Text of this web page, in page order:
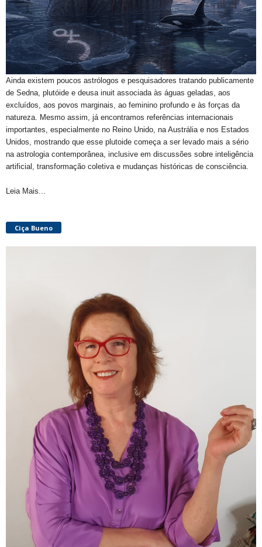
Ainda existem poucos astrólogos e pesquisadores tratando publicamente
de Sedna, plutóide e deusa inuit associada às águas geladas, aos
excluídos, aos povos marginais, ao feminino profundo e às forças da
natureza. Mesmo assim, já encontramos referências internacionais
importantes, especialmente no Reino Unido, na Austrália e nos Estados
Unidos, mostrando que esse plutoide começa a ser levado mais a sério
na astrologia contemporânea, inclusive em discussões sobre inteligência
artificial, transformação coletiva e mudanças históricas de consciência.
Leia Mais...
Ciça Bueno